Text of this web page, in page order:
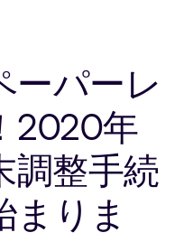
ーパーレ
2020年
調整手続
まりま